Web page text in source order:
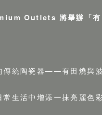
Outlets 將舉辦「有
統陶瓷器——有田燒與波
生活中增添一抹亮麗色